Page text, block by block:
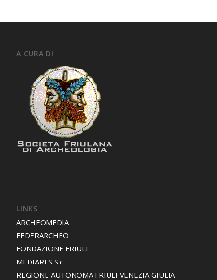
A CURA DI
LINKS
ARCHEOMEDIA
FEDERARCHEO
FONDAZIONE FRIULI
MEDIARES S.c.
REGIONE AUTONOMA FRIULI VENEZIA GIULIA –